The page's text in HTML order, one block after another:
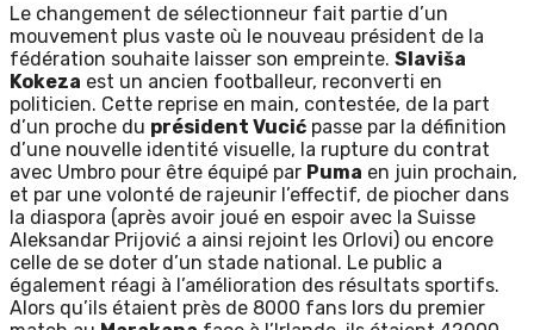
Le changement de sélectionneur fait partie d’un
mouvement plus vaste où le nouveau président de la
fédération souhaite laisser son empreinte. Slaviša
Kokeza est un ancien footballeur, reconverti en
politicien. Cette reprise en main, contestée, de la part
d’un proche du président Vucić passe par la définition
d’une nouvelle identité visuelle, la rupture du contrat
avec Umbro pour être équipé par Puma en juin prochain,
et par une volonté de rajeunir l’effectif, de piocher dans
la diaspora (après avoir joué en espoir avec la Suisse
Aleksandar Prijović a ainsi rejoint les Orlovi) ou encore
celle de se doter d’un stade national. Le public a
également réagi à l’amélioration des résultats sportifs.
Alors qu’ils étaient près de 8000 fans lors du premier